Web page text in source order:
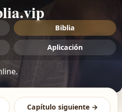
Biblia
Aplicación
Capítulo siguiente →